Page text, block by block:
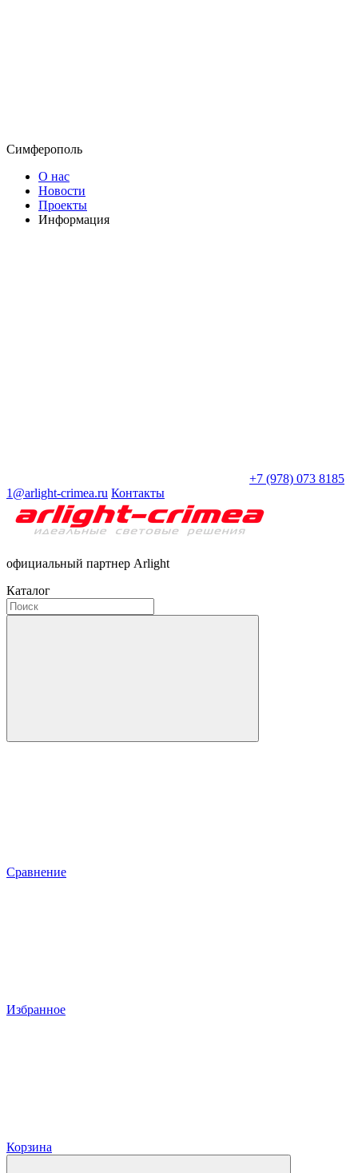
Симферополь
О нас
Новости
Проекты
Информация
+7 (978) 073 8185
1@arlight-crimea.ru Контакты
официальный партнер Arlight
Каталог
Сравнение
Избранное
Корзина